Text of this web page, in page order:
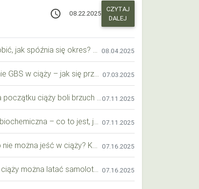
access_time 08.22.2025
CZYTAJ
DALEJ
08.04.2025
07.03.2025
07.11.2025
07.11.2025
07.16.2025
07.16.2025